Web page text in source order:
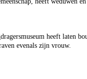
heeft laten
evenals zijn vrouw.